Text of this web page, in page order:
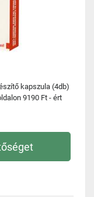
kapszula (4db)
9190 Ft - ért